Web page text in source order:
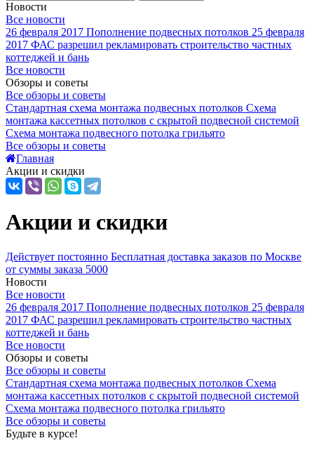
Новости
Все новости
26 февраля 2017 Пополнение подвесных потолков 25 февраля
2017 ФАС разрешил рекламировать строительство частных
коттеджей и бань
Все новости
Обзоры и советы
Все обзоры и советы
Стандартная схема монтажа подвесных потолков Схема
монтажа кассетных потолков с скрытой подвесной системой
Схема монтажа подвесного потолка грильято
Все обзоры и советы
Главная
Акции и скидки
Акции и скидки
Действует постоянно Бесплатная доставка заказов по Москве
от суммы заказа 5000
Новости
Все новости
26 февраля 2017 Пополнение подвесных потолков 25 февраля
2017 ФАС разрешил рекламировать строительство частных
коттеджей и бань
Все новости
Обзоры и советы
Все обзоры и советы
Стандартная схема монтажа подвесных потолков Схема
монтажа кассетных потолков с скрытой подвесной системой
Схема монтажа подвесного потолка грильято
Все обзоры и советы
Будьте в курсе!